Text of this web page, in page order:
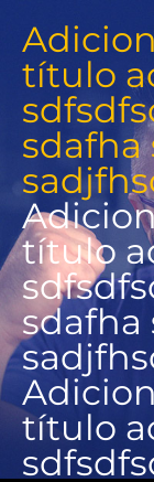
título
sdafha
título
sdafha
título